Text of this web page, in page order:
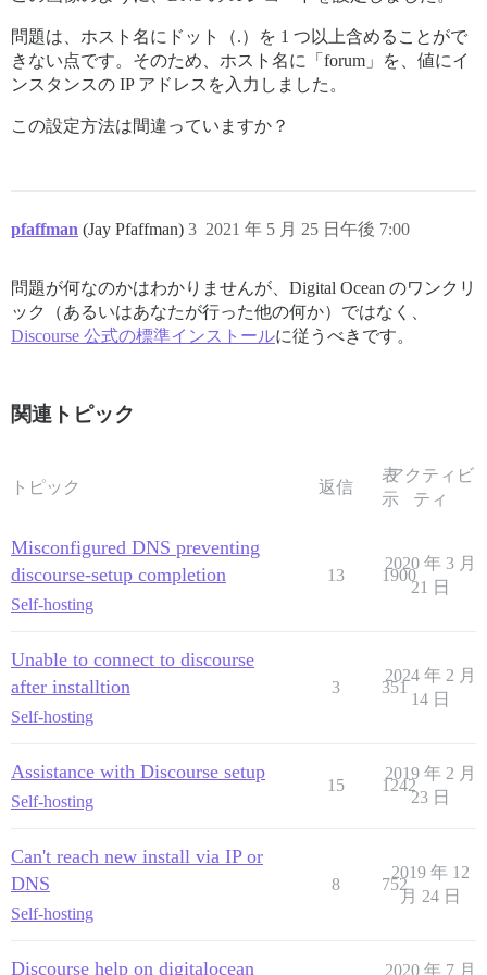
問題は、ホスト名にドット（.）を 1 つ以上含めることがで
きない点です。そのため、ホスト名に「forum」を、値にイ
ンスタンスの IP アドレスを入力しました。
この設定方法は間違っていますか？
pfaffman (Jay Pfaffman) 2021 年 5 月 25 日午後 7:00
3
問題が何なのかはわかりませんが、Digital Ocean のワンクリ
ック（あるいはあなたが行った他の何か）ではなく、
Discourse 公式の標準インストールに従うべきです。
関連トピック
トピック 返信
表
示
アクティビ
ティ
Misconfigured DNS preventing
discourse-setup completion
Self-hosting
13 1900
2020 年 3 月
21 日
Unable to connect to discourse
after installtion
Self-hosting
3 351
2024 年 2 月
14 日
Assistance with Discourse setup
Self-hosting
15 1242
2019 年 2 月
23 日
Can't reach new install via IP or
DNS
Self-hosting
8 752
2019 年 12
月 24 日
Discourse help on digitalocean 2020 年 7 月